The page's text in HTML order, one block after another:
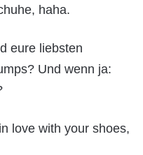
haha.
eure liebsten
Und wenn ja:
love with your shoes,